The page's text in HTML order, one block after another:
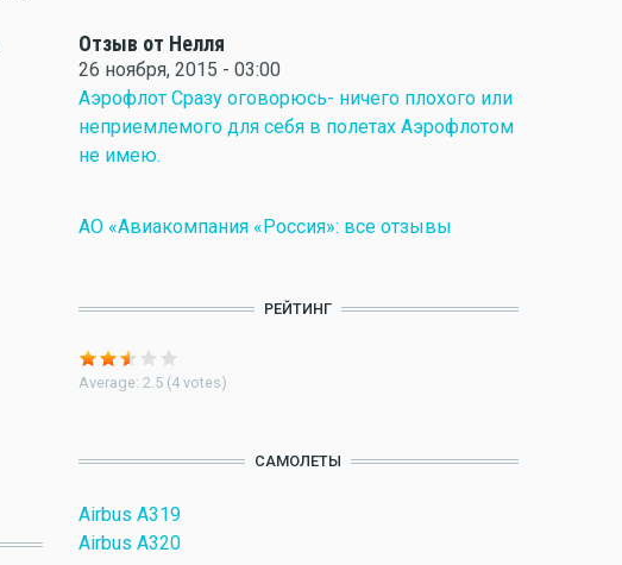
Отзыв от Нелля
26 ноября, 2015 - 03:00
Аэрофлот Сразу оговорюсь- ничего плохого или
неприемлемого для себя в полетах Аэрофлотом
не имею.
АО «Авиакомпания «Россия»: все отзывы
РЕЙТИНГ
Average: 2.5 (4 votes)
САМОЛЕТЫ
Airbus A319
Airbus A320